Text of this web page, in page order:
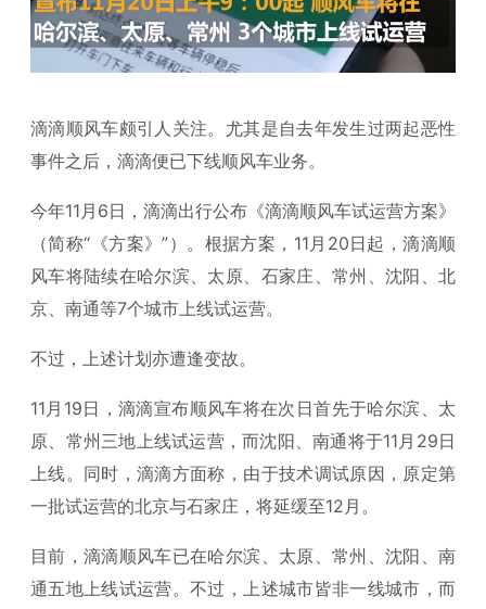
滴滴顺风车颇引人关注。尤其是自去年发生过两起恶性
事件之后，滴滴便已下线顺风车业务。
今年11月6日，滴滴出行公布《滴滴顺风车试运营方案》
（简称“《方案》”）。根据方案，11月20日起，滴滴顺
风车将陆续在哈尔滨、太原、石家庄、常州、沈阳、北
京、南通等7个城市上线试运营。
不过，上述计划亦遭逢变故。
11月19日，滴滴宣布顺风车将在次日首先于哈尔滨、太
原、常州三地上线试运营，而沈阳、南通将于11月29日
上线。同时，滴滴方面称，由于技术调试原因，原定第
一批试运营的北京与石家庄，将延缓至12月。
目前，滴滴顺风车已在哈尔滨、太原、常州、沈阳、南
通五地上线试运营。不过，上述城市皆非一线城市，而